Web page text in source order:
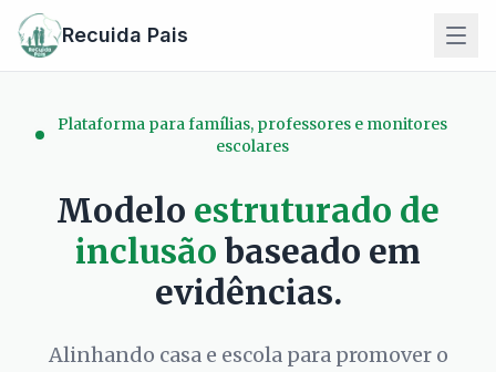
Recuida Pais
Plataforma para famílias, professores e monitores
escolares
Modelo estruturado de
inclusão baseado em
evidências.
Alinhando casa e escola para promover o